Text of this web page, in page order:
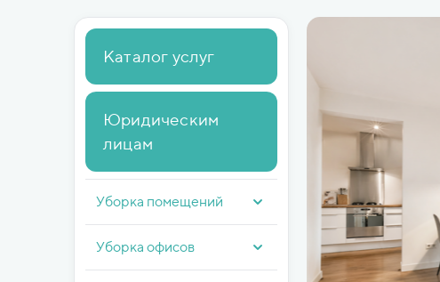
Каталог услуг
Юридическим
лицам
Уборка помещений
Уборка офисов